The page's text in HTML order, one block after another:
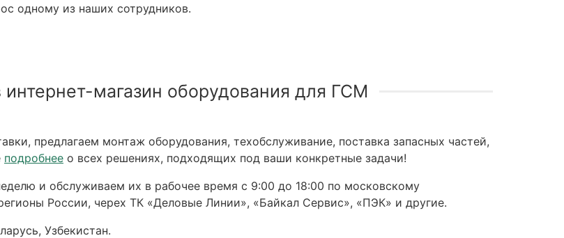
одному из наших сотрудников.
магазин оборудования для ГСМ
предлагаем монтаж оборудования, техобслуживание, поставка запасных частей,
подробнее о всех решениях, подходящих под ваши конкретные задачи!
и обслуживаем их в рабочее время с 9:00 до 18:00 по московскому
России, черех ТК «Деловые Линии», «Байкал Сервис», «ПЭК» и другие.
Узбекистан.